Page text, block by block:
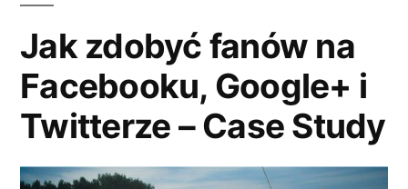
Jak zdobyć fanów na
Facebooku, Google+ i
Twitterze – Case Study